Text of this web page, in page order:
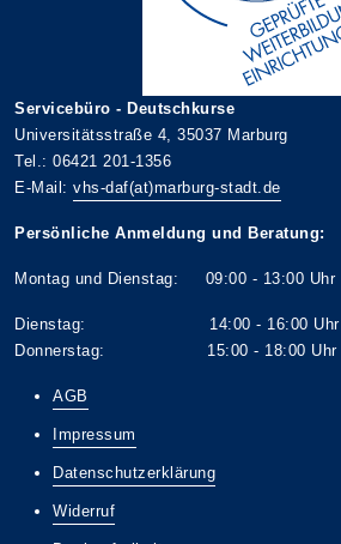
Servicebüro - Deutschkurse
Universitätsstraße 4, 35037 Marburg
Tel.: 06421 201-1356
E-Mail: vhs-daf(at)marburg-stadt.de
Persönliche Anmeldung und Beratung:
Montag und Dienstag: 09:00 - 13:00 Uhr
Dienstag: 14:00 - 16:00 Uhr
Donnerstag: 15:00 - 18:00 Uhr
AGB
Impressum
Datenschutzerklärung
Widerruf